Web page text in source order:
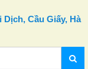
Dịch, Cầu Giấy, Hà